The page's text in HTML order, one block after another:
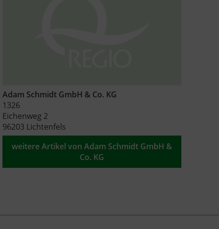
Adam Schmidt GmbH & Co. KG
1326
Eichenweg 2
96203 Lichtenfels
weitere Artikel von Adam Schmidt GmbH &
Co. KG